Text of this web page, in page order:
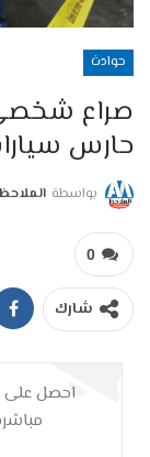
حوادث
صراع
حارس
بواسطة
0
شارك
احصل على